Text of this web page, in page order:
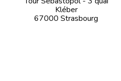
Kléber
67000 Strasbourg